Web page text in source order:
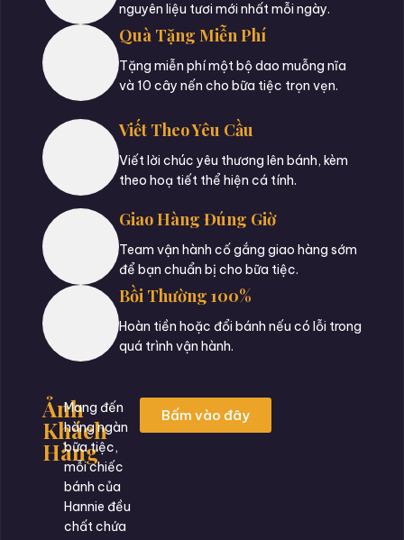
nguyên liệu tươi mới nhất mỗi ngày.
Quà Tặng Miễn Phí
Tặng miễn phí một bộ dao muỗng nĩa
và 10 cây nến cho bữa tiệc trọn vẹn.
Viết Theo Yêu Cầu
Viết lời chúc yêu thương lên bánh, kèm
theo hoạ tiết thể hiện cá tính.
Giao Hàng Đúng Giờ
Team vận hành cố gắng giao hàng sớm
để bạn chuẩn bị cho bữa tiệc.
Bồi Thường 100%
Hoàn tiền hoặc đổi bánh nếu có lỗi trong
quá trình vận hành.
Ảnh
Khách
Hàng
Mang đến
hàng ngàn
bữa tiệc,
mỗi chiếc
bánh của
Hannie đều
chất chứa
Bấm vào đây